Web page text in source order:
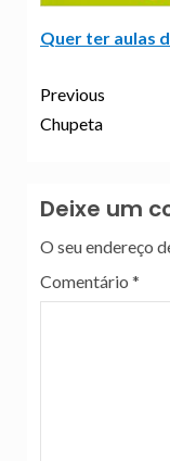
Quer ter aulas
Previous
Chupeta
Deixe um
O seu endereço
Comentário *